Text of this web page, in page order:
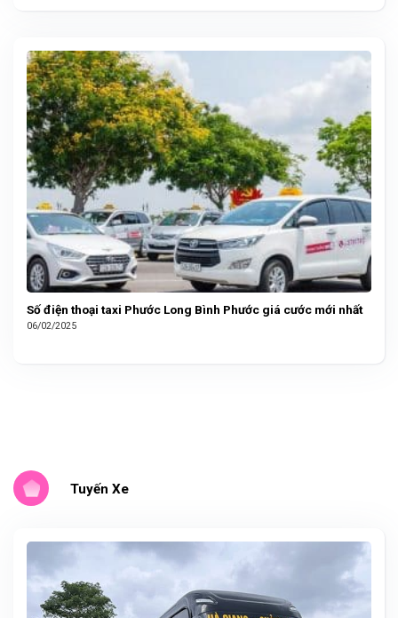
Số điện thoại taxi Phước Long Bình Phước giá cước mới nhất
06/02/2025
Tuyến Xe